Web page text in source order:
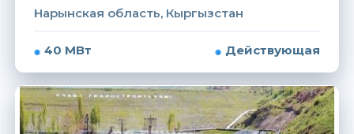
Нарынская область, Кыргызстан
40 МВт Действующая